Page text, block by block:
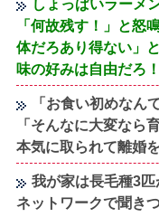
しょっぱいラーメ
「何故残す！」と
体だろあり得ない」
味の好みは自由だろ！
「お食い初めなん
「そんなに大変なら
本気に取られて離婚
我が家は長毛種3
ネットワークで聞き